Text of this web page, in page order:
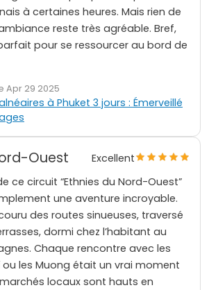
à certaines heures. Mais rien de
reste très agréable. Bref,
pour se ressourcer au bord de
Apr 29 2025
à Phuket 3 jours : Émerveillé
Ouest
Excellent
ce circuit “Ethnies du Nord-Ouest”
une aventure incroyable.
des routes sinueuses, traversé
dormi chez l’habitant au
Chaque rencontre avec les
ou les Muong était un vrai moment
locaux sont hauts en